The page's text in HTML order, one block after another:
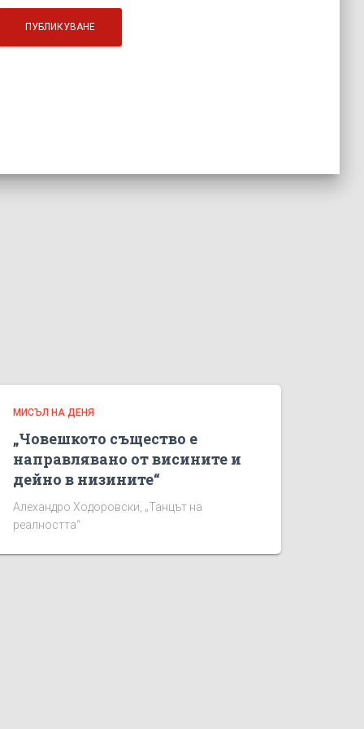
МИСЪЛ НА ДЕНЯ
„Човешкото същество е
направлявано от висините и
дейно в низините“
Алехандро Ходоровски, „Танцът на
реалността“